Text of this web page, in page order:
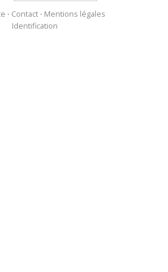
⋅ Contact ⋅ Mentions légales
Identification